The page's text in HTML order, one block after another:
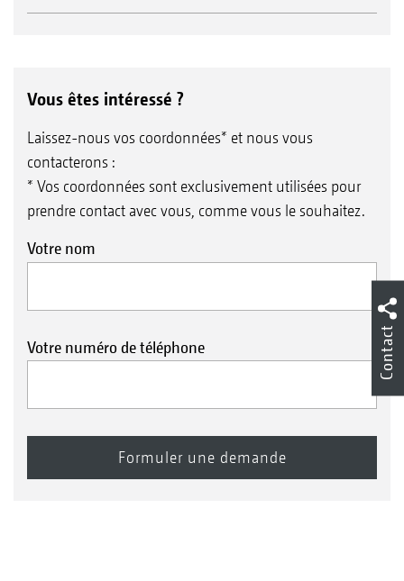
Vous êtes intéressé ?
Laissez-nous vos coordonnées* et nous vous
contacterons :
* Vos coordonnées sont exclusivement utilisées pour
prendre contact avec vous, comme vous le souhaitez.
Votre nom
Votre numéro de téléphone Contact